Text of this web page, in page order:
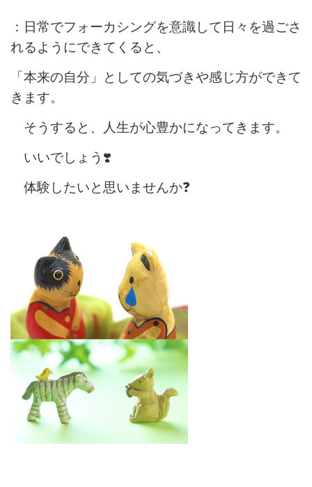
：日常でフォーカシングを意識して日々を過ごさ
れるようにできてくると、
「本来の自分」としての気づきや感じ方ができて
きます。
そうすると、人生が心豊かになってきます。
いいでしょう❣️
体験したいと思いませんか❓